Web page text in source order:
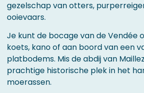
gezelschap van otters,
ooievaars.
Je kunt de bocage van de Vendée
koets, kano of aan boord van een
platbodems. Mis de abdij van
prachtige historische plek in het
moerassen.